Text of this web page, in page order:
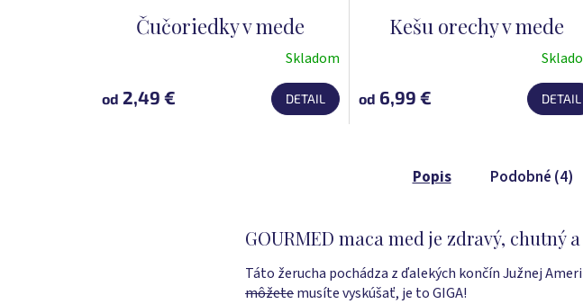
Čučoriedky v mede
produktu
Skladom
od 2,49 € DETAIL
Kešu orechy v mede
produktu
od 6,99 € DETAIL
Popis Podobné (4)
GOURMED maca med je zdravý, chutný
Táto žerucha pochádza z ďalekých končín Južnej
môžetemusíte vyskúšať, je to GIGA!